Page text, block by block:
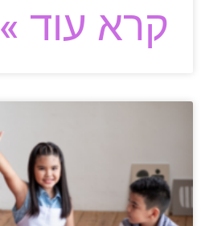
קרא עוד »